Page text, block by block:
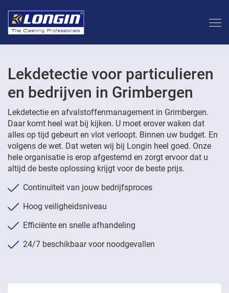
Lekdetectie voor particulieren
en bedrijven in Grimbergen
Lekdetectie en afvalstoffenmanagement in Grimbergen.
Daar komt heel wat bij kijken. U moet erover waken dat
alles op tijd gebeurt en vlot verloopt. Binnen uw budget. En
volgens de wet. Dat weten wij bij Longin heel goed. Onze
hele organisatie is erop afgestemd en zorgt ervoor dat u
altijd de beste oplossing krijgt voor de beste prijs.
Continuïteit van jouw bedrijfsproces
Hoog veiligheidsniveau
Efficiënte en snelle afhandeling
24/7 beschikbaar voor noodgevallen